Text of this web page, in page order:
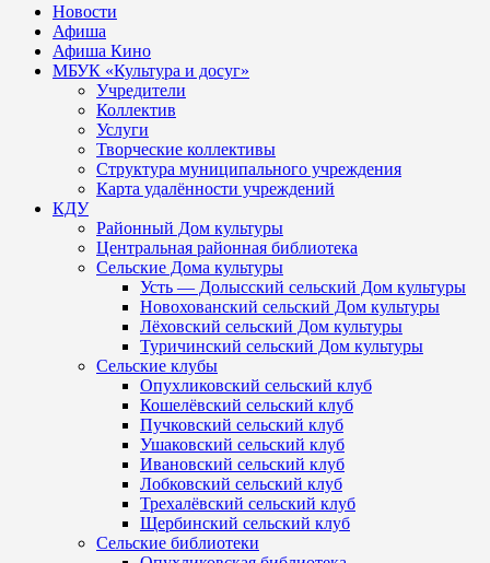
Новости
Афиша
Афиша Кино
МБУК «Культура и досуг»
Учредители
Коллектив
Услуги
Творческие коллективы
Структура муниципального учреждения
Карта удалённости учреждений
КДУ
Районный Дом культуры
Центральная районная библиотека
Сельские Дома культуры
Усть — Долысский сельский Дом культуры
Новохованский сельский Дом культуры
Лёховский сельский Дом культуры
Туричинский сельский Дом культуры
Сельские клубы
Опухликовский сельский клуб
Кошелёвский сельский клуб
Пучковский сельский клуб
Ушаковский сельский клуб
Ивановский сельский клуб
Лобковский сельский клуб
Трехалёвский сельский клуб
Щербинский сельский клуб
Сельские библиотеки